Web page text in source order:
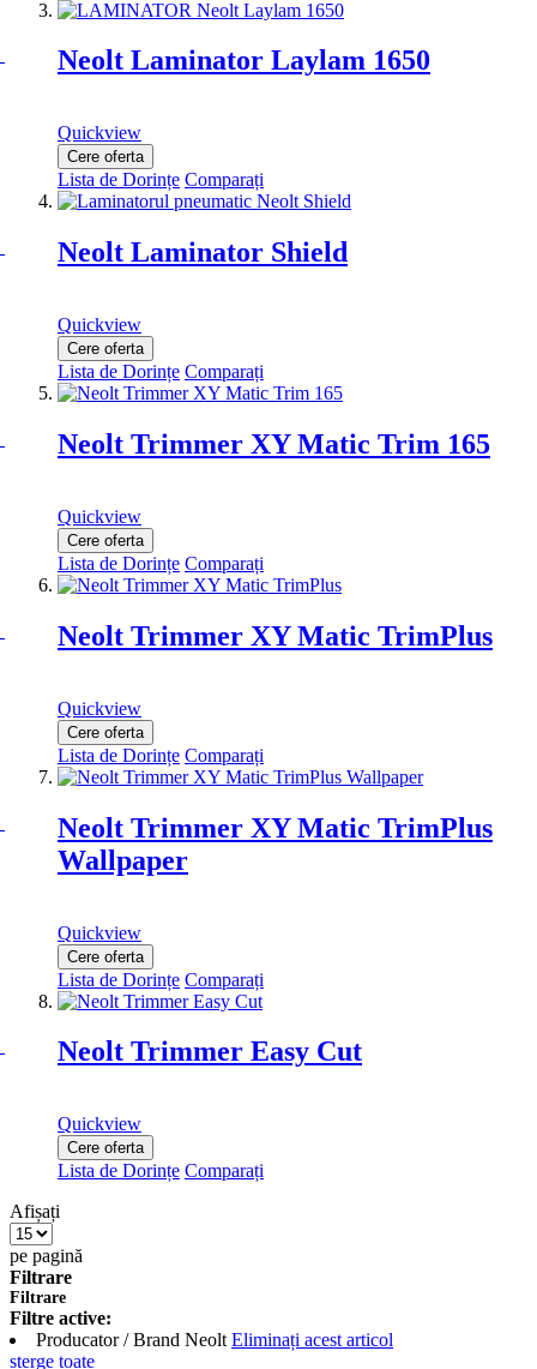
Neolt Laminator Laylam 1650
Quickview
Cere oferta
Lista de Dorințe Comparați
Neolt Laminator Shield
Quickview
Cere oferta
Lista de Dorințe Comparați
Neolt Trimmer XY Matic Trim 165
Quickview
Cere oferta
Lista de Dorințe Comparați
Neolt Trimmer XY Matic TrimPlus
Quickview
Cere oferta
Lista de Dorințe Comparați
Neolt Trimmer XY Matic TrimPlus
Wallpaper
Quickview
Cere oferta
Lista de Dorințe Comparați
Neolt Trimmer Easy Cut
Quickview
Cere oferta
Lista de Dorințe Comparați
Afișați
pe pagină
Filtrare
Filtrare
Filtre active:
Producator / Brand Neolt Eliminați acest articol
șterge toate